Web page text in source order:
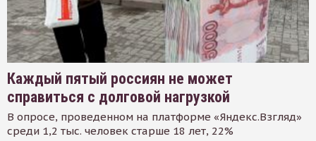
Каждый пятый россиян не может
справиться с долговой нагрузкой
В опросе, проведенном на платформе «Яндекс.Взгляд»
среди 1,2 тыс. человек старше 18 лет, 22%